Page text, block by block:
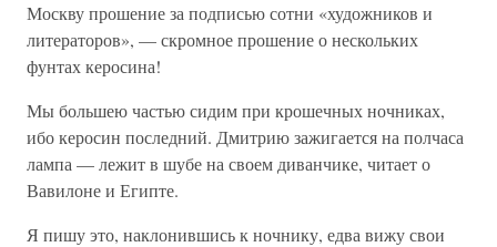
Москву прошение за подписью сотни «художников и
литераторов», — скромное прошение о нескольких
фунтах керосина!
Мы большею частью сидим при крошечных ночниках,
ибо керосин последний. Дмитрию зажигается на полчаса
лампа — лежит в шубе на своем диванчике, читает о
Вавилоне и Египте.
Я пишу это, наклонившись к ночнику, едва вижу свои